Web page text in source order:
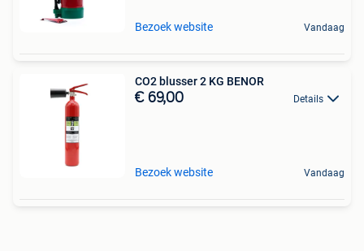
Bezoek website Vandaag
CO2 blusser 2 KG BENOR
€ 69,00 Details
Bezoek website Vandaag